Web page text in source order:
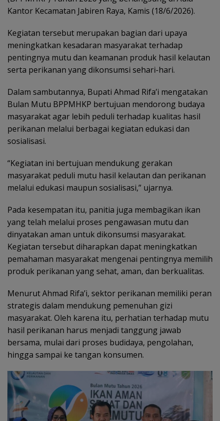
Kantor Kecamatan Jabiren Raya, Kamis (18/6/2026).
Kegiatan tersebut merupakan bagian dari upaya
meningkatkan kesadaran masyarakat terhadap
pentingnya mutu dan keamanan produk hasil kelautan
serta perikanan yang dikonsumsi sehari-hari.
Dalam sambutannya, Bupati Ahmad Rifa’i mengatakan
Bulan Mutu BPPMHKP bertujuan mendorong budaya
masyarakat agar lebih peduli terhadap kualitas hasil
perikanan melalui berbagai kegiatan edukasi dan
sosialisasi.
“Kegiatan ini bertujuan mendukung gerakan
masyarakat peduli mutu hasil kelautan dan perikanan
melalui edukasi maupun sosialisasi,” ujarnya.
Pada kesempatan itu, panitia juga membagikan ikan
yang telah melalui proses pengawasan mutu dan
dinyatakan aman untuk dikonsumsi masyarakat.
Kegiatan tersebut diharapkan dapat meningkatkan
pemahaman masyarakat mengenai pentingnya memilih
produk perikanan yang sehat, aman, dan berkualitas.
Menurut Ahmad Rifa’i, sektor perikanan memiliki peran
strategis dalam mendukung pemenuhan gizi
masyarakat. Oleh karena itu, perhatian terhadap mutu
hasil perikanan harus menjadi tanggung jawab
bersama, mulai dari proses budidaya, pengolahan,
hingga sampai ke tangan konsumen.